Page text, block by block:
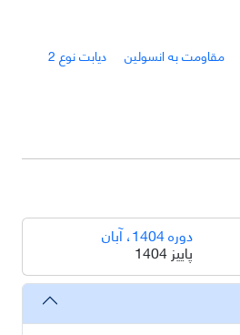
مقاومت به انسولین
دیابت نوع 2
دوره 1404، آبان
پاییز 1404